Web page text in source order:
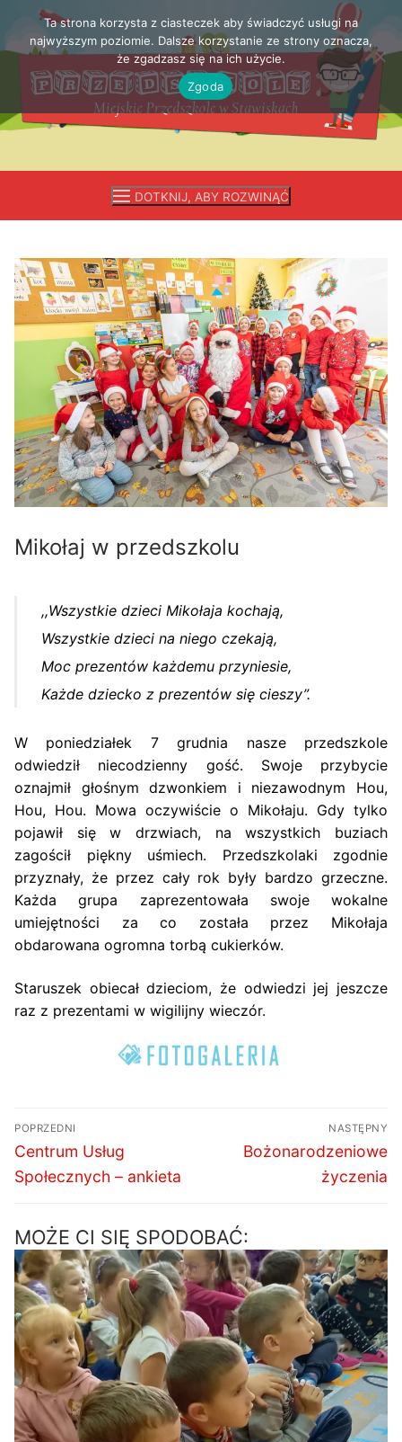
Przejdź
treści
DOTKNIJ, ABY ROZWINĄĆ
Mikołaj w przedszkolu
,,Wszystkie dzieci Mikołaja kochają,
Wszystkie dzieci na niego czekają,
Moc prezentów każdemu przyniesie,
Każde dziecko z prezentów się cieszy”.
W poniedziałek 7 grudnia nasze przedszkole
odwiedził niecodzienny gość. Swoje przybycie
oznajmił głośnym dzwonkiem i niezawodnym Hou,
Hou, Hou. Mowa oczywiście o Mikołaju. Gdy tylko
pojawił się w drzwiach, na wszystkich buziach
zagościł piękny uśmiech. Przedszkolaki zgodnie
przyznały, że przez cały rok były bardzo grzeczne.
Każda grupa zaprezentowała swoje wokalne
umiejętności za co została przez Mikołaja
obdarowana ogromna torbą cukierków.
Staruszek obiecał dzieciom, że odwiedzi jej jeszcze
raz z prezentami w wigilijny wieczór.
Nawigacja
wpisu
POPRZEDNI
Poprzedni
wpis:
Centrum Usług
Społecznych – ankieta
NASTĘPNY
Następny
Bożonarodzeniowe
życzenia
MOŻE CI SIĘ SPODOBAĆ:
Ta strona korzysta z ciasteczek aby świadczyć usługi na
najwyższym poziomie. Dalsze korzystanie ze strony oznacza,
że zgadzasz się na ich użycie.
Zgoda